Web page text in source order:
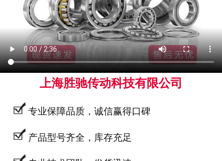
上海胜驰传动科技有限公司
专业保障品质，诚信赢得口碑
产品型号齐全，库存充足